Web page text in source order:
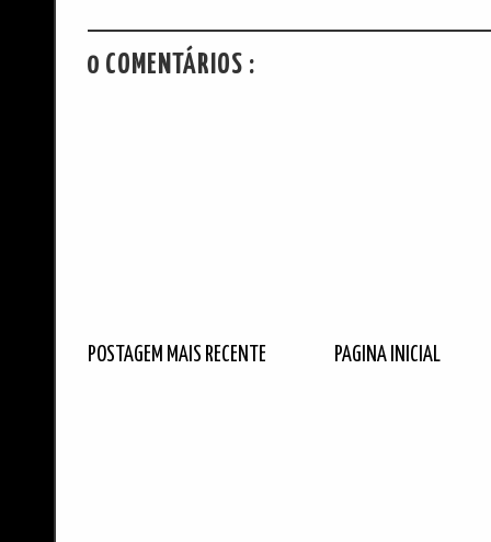
0 COMENTÁRIOS :
POSTAGEM MAIS RECENTE PÁGINA INICIAL